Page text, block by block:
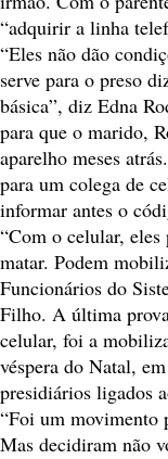
“adquirir a linha
“Eles não dão
serve para o preso
básica”, diz Edna
para que o marido,
aparelho meses
para um colega de
informar antes o
“Com o celular, eles
matar. Podem
Funcionários do
Filho. A última
celular, foi a
véspera do Natal,
presidiários ligados
“Foi um movimento
Mas decidiram não